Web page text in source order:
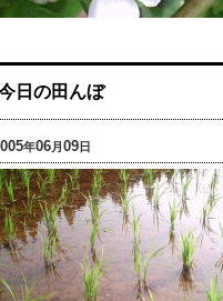
日の田んぼ
年06月09日